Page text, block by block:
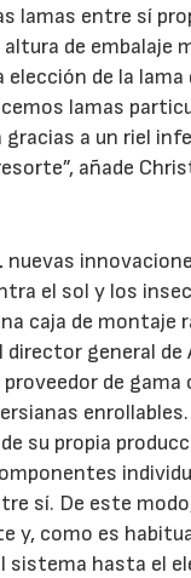
lamas entre sí
de embalaje
de la
lamas
a un riel
añade
nuevas
el sol y los
caja de montaje
general de
de
su propia
sí. De este
como es
hasta el